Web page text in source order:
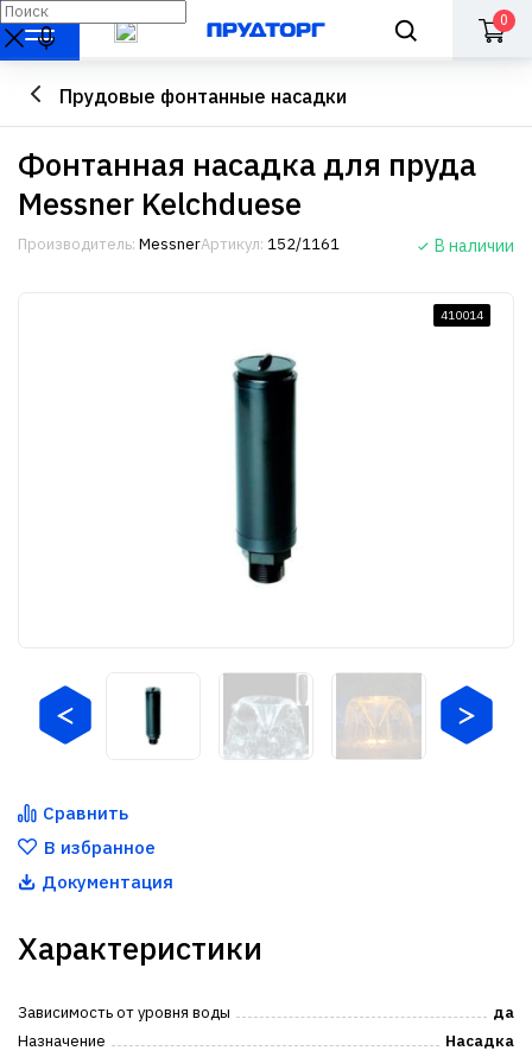
0
Прудовые фонтанные насадки
Фонтанная насадка для пруда
Messner Kelchduese
Производитель: MessnerАртикул: 152/1161 В наличии
410014
Сравнить
В избранное
Документация
Характеристики
Зависимость от уровня воды
да
Назначение
Насадка